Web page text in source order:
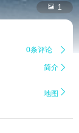
 1
0条评论 
简介 
地图 